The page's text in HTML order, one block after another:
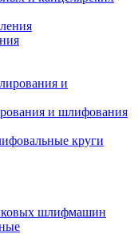
и шлифования
круги
шлифмашин